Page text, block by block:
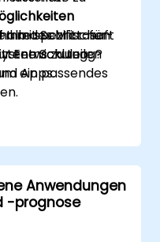
des Microsoft
zu teilen
mit Schritt-für-
Entwicklung
Apps.
Ihre spezifischen
Schulung?
ein passendes
Anwendungen
-prognose